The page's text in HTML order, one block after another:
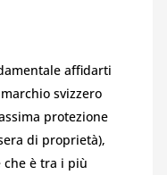
affidarti
svizzero
protezione
di proprietà),
è tra i più